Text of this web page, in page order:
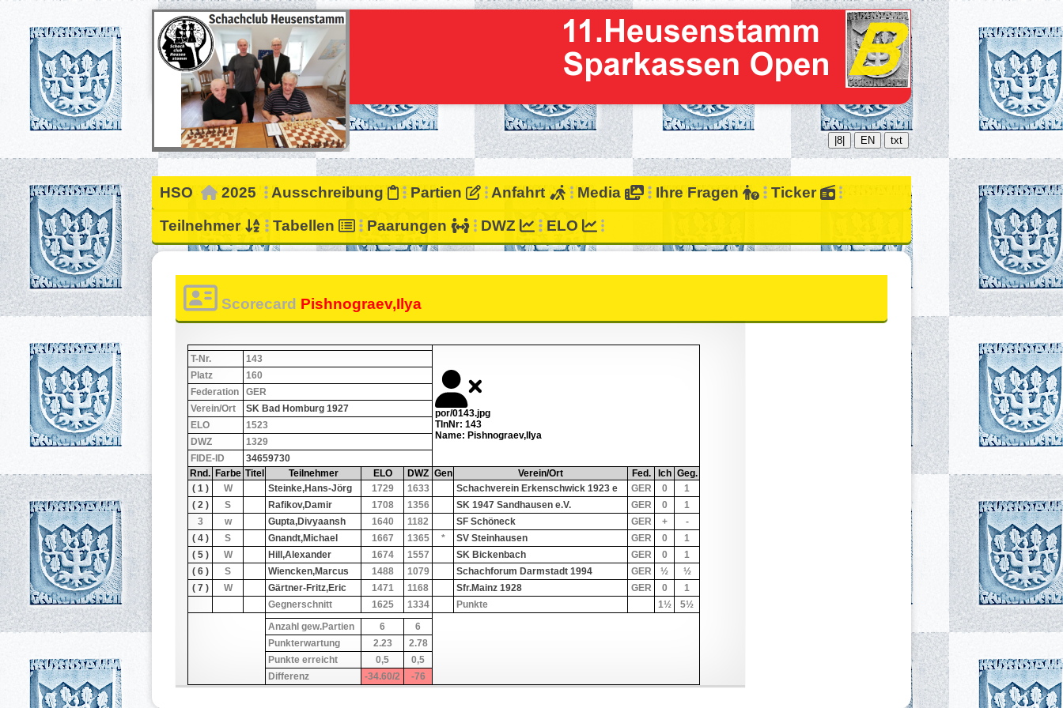
|8| EN txt
HSO 2025 Ausschreibung Partien Anfahrt Media Ihre Fragen
Ticker
Teilnehmer
Tabellen Paarungen DWZ ELO
Scorecard Pishnograev,Ilya
por/0143.jpg
TlnNr: 143
Name: Pishnograev,Ilya
T-Nr.
143
Platz
160
Federation
GER
Verein/Ort
SK Bad Homburg 1927
ELO
1523
DWZ
1329
FIDE-ID
34659730
Rnd. Farbe Titel Teilnehmer ELO DWZ Gen Verein/Ort Fed. Ich Geg.
( 1 )
W Steinke,Hans-Jörg 1729 1633 Schachverein Erkenschwick 1923 e GER 0
1
( 2 )
S Rafikov,Damir 1708 1356 SK 1947 Sandhausen e.V. GER 0
1
3
w Gupta,Divyaansh 1640 1182 SF Schöneck GER +
-
( 4 )
S Gnandt,Michael 1667 1365 * SV Steinhausen GER 0
1
( 5 )
W Hill,Alexander 1674 1557 SK Bickenbach GER 0
1
( 6 )
S Wiencken,Marcus 1488 1079 Schachforum Darmstadt 1994 GER ½
½
( 7 )
W Gärtner-Fritz,Eric 1471 1168 Sfr.Mainz 1928 GER 0
1
Gegnerschnitt
1625 1334 Punkte 1½
5½
Anzahl gew.Partien
6
6
Punkterwartung
2.23
2.78
Punkte erreicht
0,5
0,5
Differenz
-34.60/2 -76